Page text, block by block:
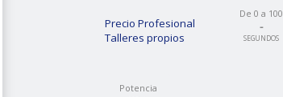
Precio Profesional
Talleres propios
De 0 a 100
-
SEGUNDOS
Potencia